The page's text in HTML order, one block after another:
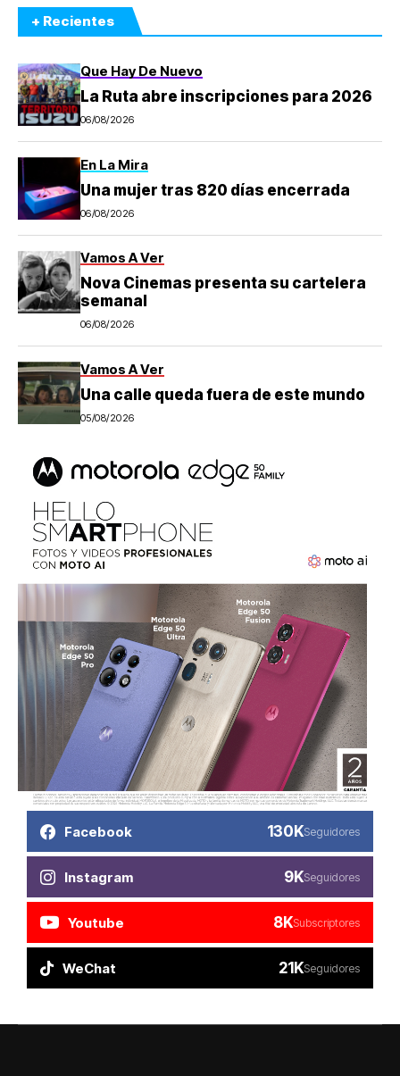
+ Recientes
Que Hay De Nuevo
La Ruta abre inscripciones para 2026
06/08/2026
En La Mira
Una mujer tras 820 días encerrada
06/08/2026
Vamos A Ver
Nova Cinemas presenta su cartelera
semanal
06/08/2026
Vamos A Ver
Una calle queda fuera de este mundo
05/08/2026
Facebook 130KSeguidores
Instagram 9KSeguidores
Youtube 8KSubscriptores
WeChat 21KSeguidores